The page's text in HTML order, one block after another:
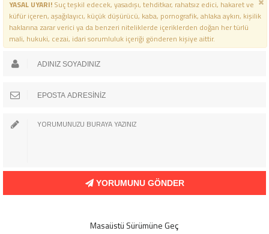
YASAL UYARI!Suç teşkil edecek, yasadışı, tehditkar, rahatsız edici, hakaret ve
küfür içeren, aşağılayıcı, küçük düşürücü, kaba, pornografik, ahlaka aykırı, kişilik
haklarına zarar verici ya da benzeri niteliklerde içeriklerden doğan her türlü
mali, hukuki, cezai, idari sorumluluk içeriği gönderen kişiye aittir.
YORUMUNU GÖNDER
Masaüstü Sürümüne Geç